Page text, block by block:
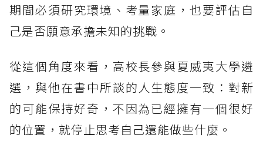
期間必須研究環境、考量家庭，也要評估自
己是否願意承擔未知的挑戰。
從這個角度來看，高校長參與夏威夷大學遴
選，與他在書中所談的人生態度一致：對新
的可能保持好奇，不因為已經擁有一個很好
的位置，就停止思考自己還能做些什麼。